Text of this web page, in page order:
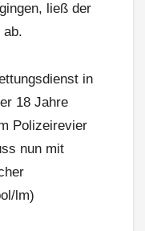
ließ der
ab.
in
18 Jahre
Polizeirevier
nun mit
lm)